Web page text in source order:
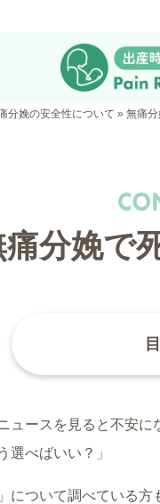
分娩の安全性について » 無痛分
分娩で
ュースを見ると不安に
選べばいい？」
ついて調べている方